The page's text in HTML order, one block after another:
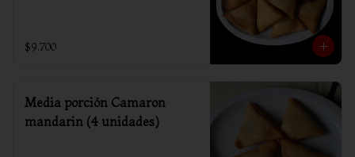
$9.700
Media porción Camaron
mandarin (4 unidades)